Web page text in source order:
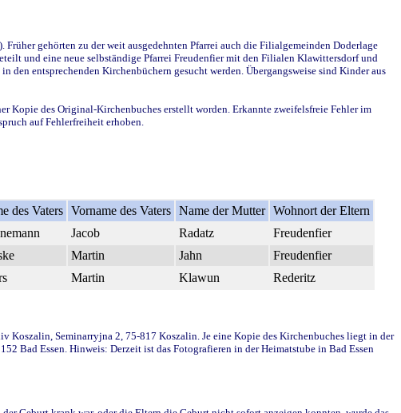
gehörten zu der weit ausgedehnten Pfarrei auch die Filialgemeinden Doderlage
und eine neue selbständige Pfarrei Freudenfier mit den Filialen Klawittersdorf und
entsprechenden Kirchenbüchern gesucht werden. Übergangsweise sind Kinder aus
Kopie des Original-Kirchenbuches erstellt worden. Erkannte zweifelsfreie Fehler im
auf Fehlerfreiheit erhoben.
des Vaters Vorname des Vaters Name der Mutter Wohnort der Eltern
Jacob Radatz
Freudenfier
Martin Jahn
Freudenfier
Martin Klawun Rederitz
Seminarryjna 2, 75-817 Koszalin. Je eine Kopie des Kirchenbuches liegt in der
Bad Essen. Hinweis: Derzeit ist das Fotografieren in der Heimatstube in Bad Essen